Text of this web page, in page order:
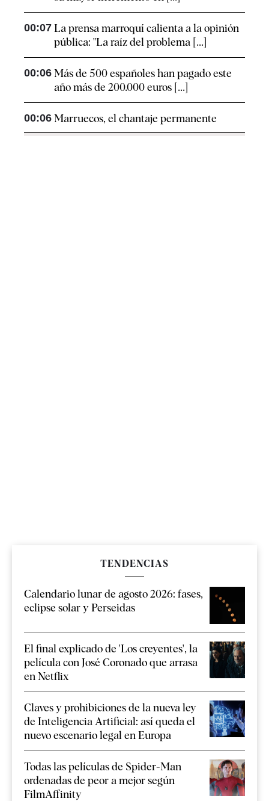
00:07 La prensa marroquí calienta a la opinión
pública: "La raíz del problema [...]
00:06 Más de 500 españoles han pagado este
año más de 200.000 euros [...]
00:06 Marruecos, el chantaje permanente
TENDENCIAS
Calendario lunar de agosto 2026: fases,
eclipse solar y Perseidas
El final explicado de 'Los creyentes', la
película con José Coronado que arrasa
en Netflix
Claves y prohibiciones de la nueva ley
de Inteligencia Artificial: así queda el
nuevo escenario legal en Europa
Todas las películas de Spider-Man
ordenadas de peor a mejor según
FilmAffinity